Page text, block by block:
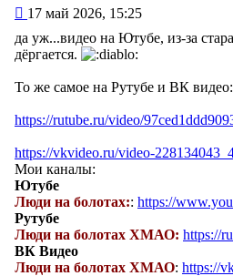
Сообщение
17 май 2026, 15:25
да уж...видео на Ютубе, из-за
дёргается.
То же самое на Рутубе и ВК видео:
https://rutube.ru/video/
https://vkvideo.ru/video-
Мои каналы:
Ютубе
Люди на болотах:: https://
Рутубе
Люди на болотах ХМАО: https://
ВК Видео
Люди на болотах ХМАО: https://